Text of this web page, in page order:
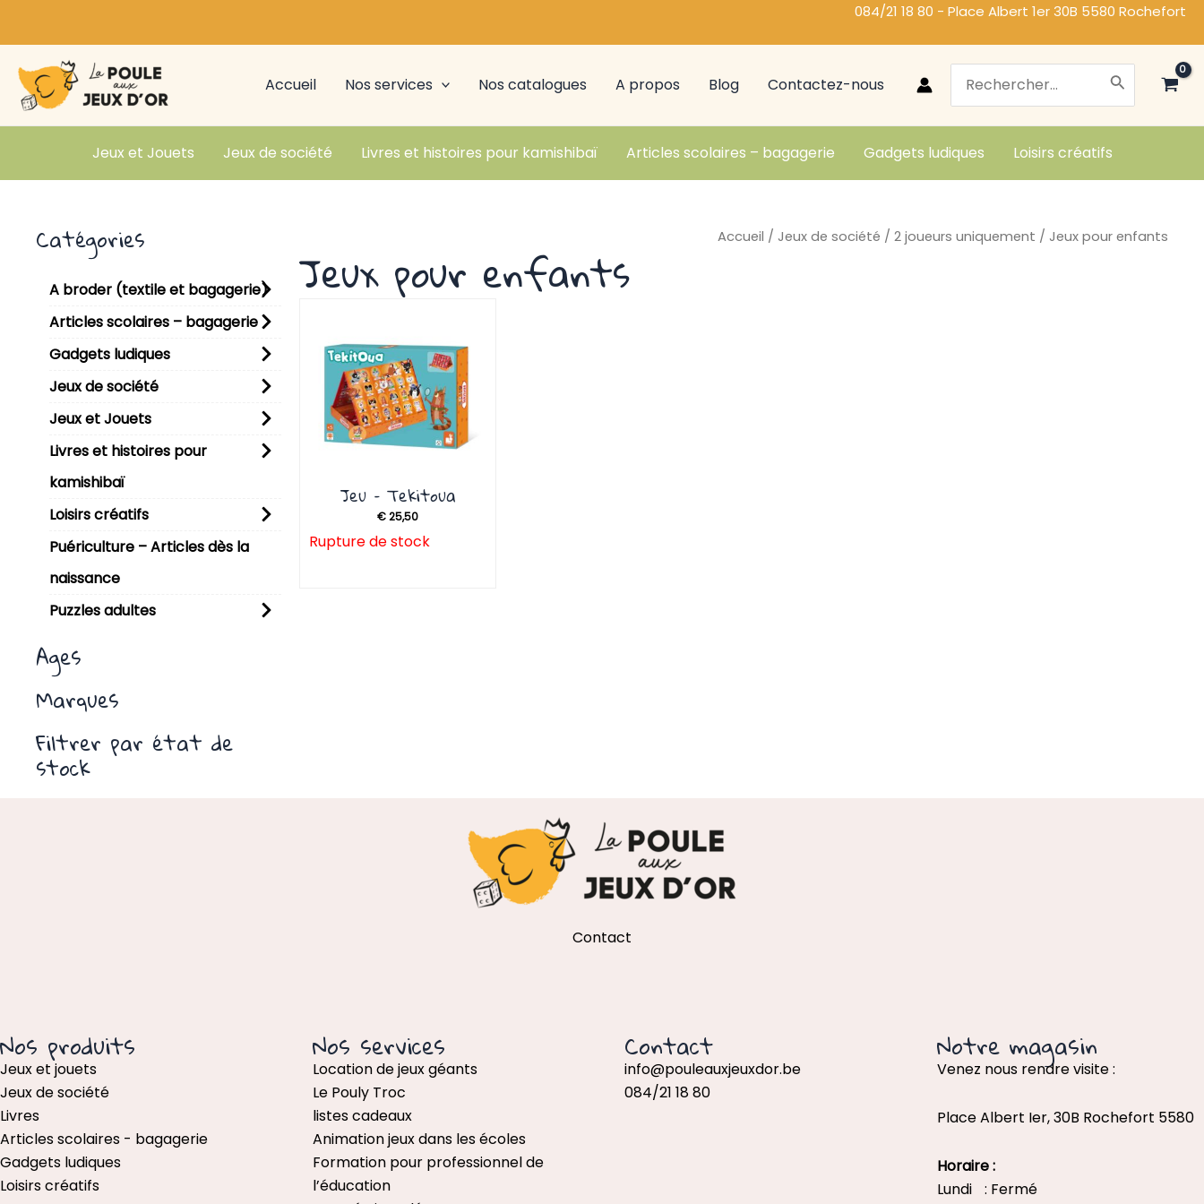
084/21 18 80 - Place Albert 1er 30B 5580 Rochefort
Accueil Nos services Nos catalogues A propos Blog Contactez-nous
Search
Jeux et Jouets Jeux de société Livres et histoires pour kamishibaï Articles scolaires – bagagerie Gadgets ludiques Loisirs créatifs
Catégories
A broder (textile et bagagerie)
Articles scolaires – bagagerie
Gadgets ludiques
Jeux de société
Jeux et Jouets
Livres et histoires pour
kamishibaï
Loisirs créatifs
Puériculture – Articles dès la
naissance
Puzzles adultes
Ages
Marques
Filtrer par état de
stock
Accueil / Jeux de société / 2 joueurs uniquement / Jeux pour enfants
Jeux pour enfants
Jeu – Tekitoua
€25,50
Rupture de stock
Contact
Nos produits
Jeux et jouets
Jeux de société
Livres
Articles scolaires - bagagerie
Gadgets ludiques
Loisirs créatifs
Nos services
Location de jeux géants
Le Pouly Troc
listes cadeaux
Animation jeux dans les écoles
Formation pour professionnel de
l’éducation
Contact
info@pouleauxjeuxdor.be
084/21 18 80
Notre magasin
Venez nous rendre visite :
Place Albert Ier, 30B Rochefort 5580
Horaire :
Lundi : Fermé